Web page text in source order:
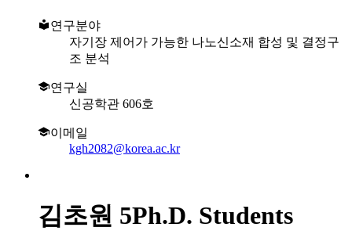
연구분야
자기장 제어가 가능한 나노신소재 합성 및 결정구
조 분석
연구실
신공학관 606호
이메일
kgh2082@korea.ac.kr
김초원 5Ph.D. Students